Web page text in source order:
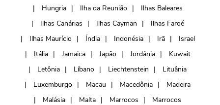
Hungria
Ilha da Reunião
Ilhas Baleares
Ilhas Canárias
Ilhas Cayman
Ilhas Faroé
Ilhas Maurício
Índia Indonésia Irã
Israel
Itália
Jamaica Japão Jordânia
Kuwait
Letônia
Líbano Liechtenstein
Lituânia
Luxemburgo
Macau Macedônia
Madeira
Malásia
Malta Marrocos
Marrocos